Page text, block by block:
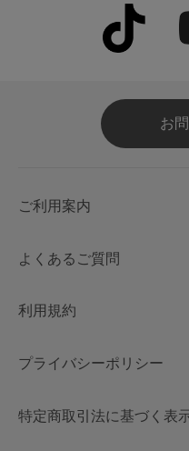
お
ご利用案内
よくあるご質問
利用規約
プライバシーポリシー
特定商取引法に基づく表